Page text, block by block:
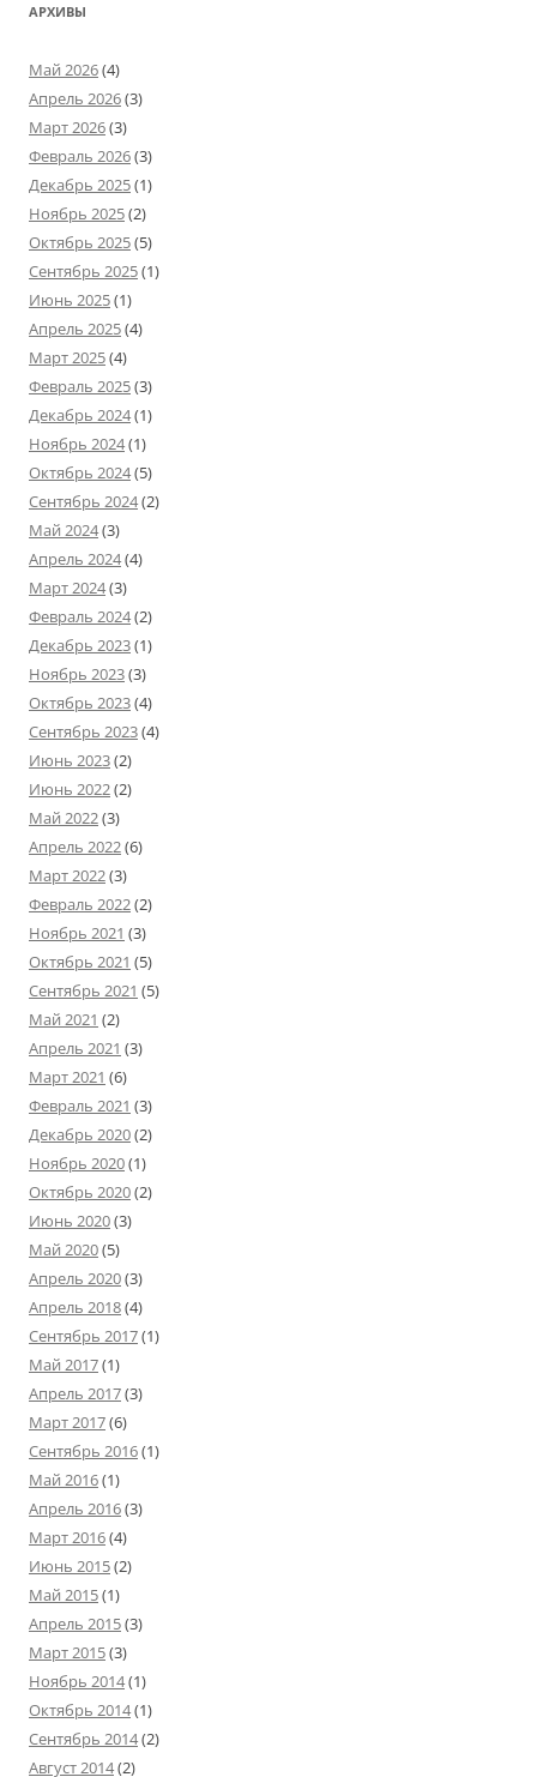
АРХИВЫ
Май 2026(4)
Апрель 2026(3)
Март 2026(3)
Февраль 2026(3)
Декабрь 2025(1)
Ноябрь 2025(2)
Октябрь 2025(5)
Сентябрь 2025(1)
Июнь 2025(1)
Апрель 2025(4)
Март 2025(4)
Февраль 2025(3)
Декабрь 2024(1)
Ноябрь 2024(1)
Октябрь 2024(5)
Сентябрь 2024(2)
Май 2024(3)
Апрель 2024(4)
Март 2024(3)
Февраль 2024(2)
Декабрь 2023(1)
Ноябрь 2023(3)
Октябрь 2023(4)
Сентябрь 2023(4)
Июнь 2023(2)
Июнь 2022(2)
Май 2022(3)
Апрель 2022(6)
Март 2022(3)
Февраль 2022(2)
Ноябрь 2021 (3)
Октябрь 2021 (5)
Сентябрь 2021 (5)
Май 2021 (2)
Апрель 2021 (3)
Март 2021 (6)
Февраль 2021 (3)
Декабрь 2020(2)
Ноябрь 2020(1)
Октябрь 2020(2)
Июнь 2020(3)
Май 2020(5)
Апрель 2020(3)
Апрель 2018(4)
Сентябрь 2017(1)
Май 2017(1)
Апрель 2017(3)
Март 2017(6)
Сентябрь 2016(1)
Май 2016(1)
Апрель 2016(3)
Март 2016(4)
Июнь 2015(2)
Май 2015(1)
Апрель 2015(3)
Март 2015(3)
Ноябрь 2014(1)
Октябрь 2014(1)
Сентябрь 2014(2)
Август 2014(2)